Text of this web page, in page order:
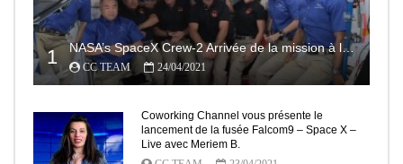
1 NASA’s SpaceX Crew-2 Arrivée de la mission à la Station Spatiale Internationale Partie2
CC TEAM 24/04/2021
Coworking Channel vous présente le
lancement de la fusée Falcom9 – Space X –
Live avec Meriem B.